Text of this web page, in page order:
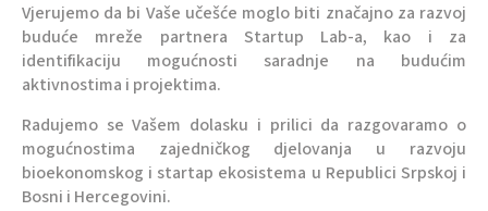
Vjerujemo da bi Vaše učešće moglo biti značajno za razvoj
buduće mreže partnera Startup Lab-a, kao i za
identifikaciju mogućnosti saradnje na budućim
aktivnostima i projektima.
Radujemo se Vašem dolasku i prilici da razgovaramo o
mogućnostima zajedničkog djelovanja u razvoju
bioekonomskog i startap ekosistema u Republici Srpskoj i
Bosni i Hercegovini.